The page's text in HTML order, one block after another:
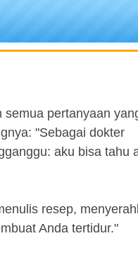
pertanyaan
"Sebagai dokter
aku bisa tahu
resep,
Anda tertidur."